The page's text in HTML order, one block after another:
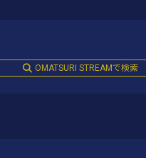
OMATSURI STREAMで検索